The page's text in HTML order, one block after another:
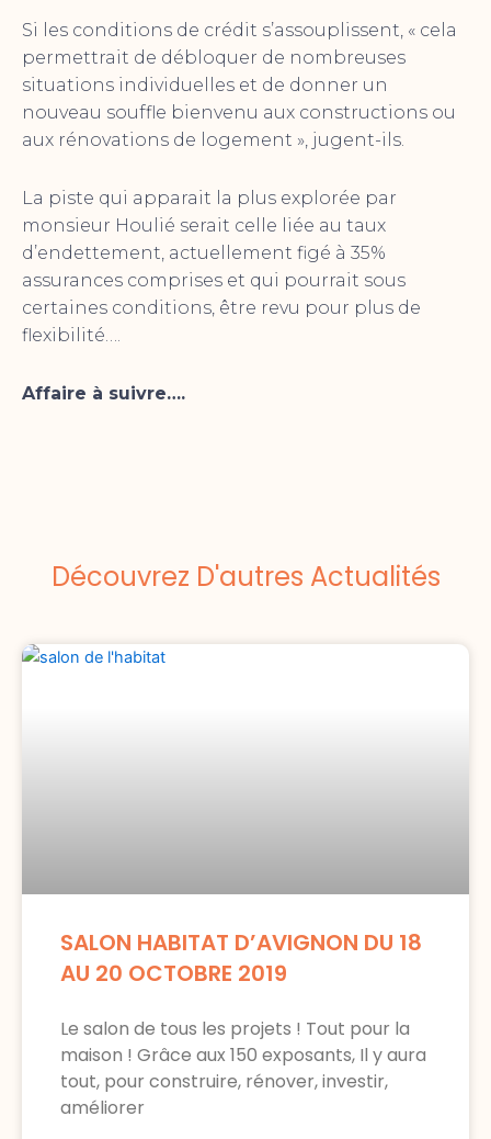
Si les conditions de crédit s’assouplissent, « cela
permettrait de débloquer de nombreuses
situations individuelles et de donner un
nouveau souffle bienvenu aux constructions ou
aux rénovations de logement », jugent-ils.
La piste qui apparait la plus explorée par
monsieur Houlié serait celle liée au taux
d’endettement, actuellement figé à 35%
assurances comprises et qui pourrait sous
certaines conditions, être revu pour plus de
flexibilité….
Affaire à suivre….
Découvrez D'autres Actualités
SALON HABITAT D’AVIGNON DU 18
AU 20 OCTOBRE 2019
Le salon de tous les projets ! Tout pour la
maison ! Grâce aux 150 exposants, Il y aura
tout, pour construire, rénover, investir,
améliorer